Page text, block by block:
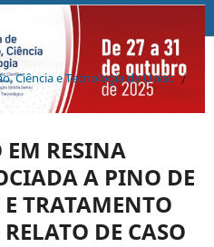
Ciência e Tecnologia da Unisc /
EM RESINA
A PINO DE
TRATAMENTO
DE CASO